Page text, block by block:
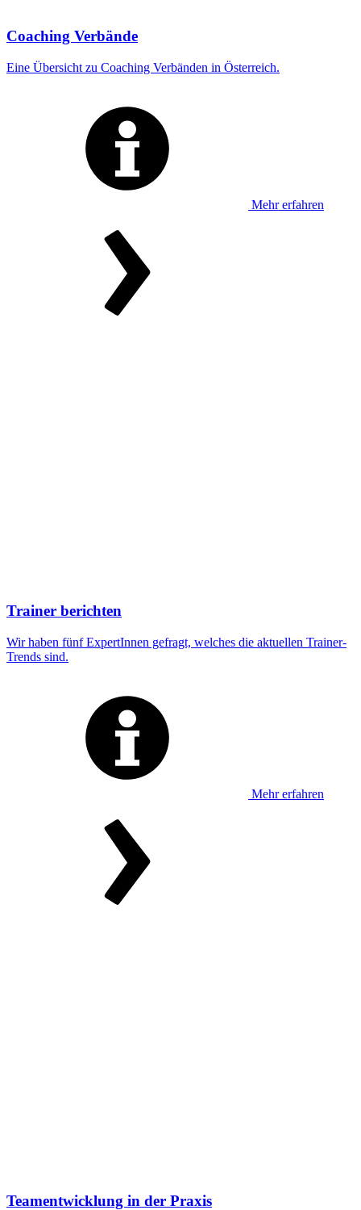
Coaching Verbände
Eine Übersicht zu Coaching Verbänden in Österreich.
Mehr erfahren
Trainer berichten
Wir haben fünf ExpertInnen gefragt, welches die aktuellen Trainer-
Trends sind.
Mehr erfahren
Teamentwicklung in der Praxis